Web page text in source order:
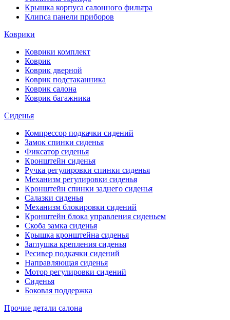
Крышка корпуса салонного фильтра
Клипса панели приборов
Коврики
Коврики комплект
Коврик
Коврик дверной
Коврик подстаканника
Коврик салона
Коврик багажника
Сиденья
Компрессор подкачки сидений
Замок спинки сиденья
Фиксатор сиденья
Кронштейн сиденья
Ручка регулировки спинки сиденья
Механизм регулировки сиденья
Кронштейн спинки заднего сиденья
Салазки сиденья
Механизм блокировки сидений
Кронштейн блока управления сиденьем
Скоба замка сиденья
Крышка кронштейна сиденья
Заглушка крепления сиденья
Ресивер подкачки сидений
Направляющая сиденья
Мотор регулировки сидений
Сиденья
Боковая поддержка
Прочие детали салона